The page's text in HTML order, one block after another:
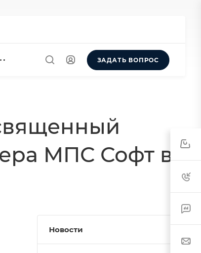
ЗАДАТЬ ВОПРОС
МПС Софт в
Новости